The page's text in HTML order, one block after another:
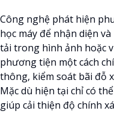
chống nước, phục vụ
nghiệt. Đảm bảo an ninh
phòng của bạn với
Công nghệ phát hiện
học máy để nhận diện
tải trong hình ảnh hoặc
phương tiện một cách
thông, kiểm soát bãi đỗ
Mặc dù hiện tại chỉ có
giúp cải thiện độ chính